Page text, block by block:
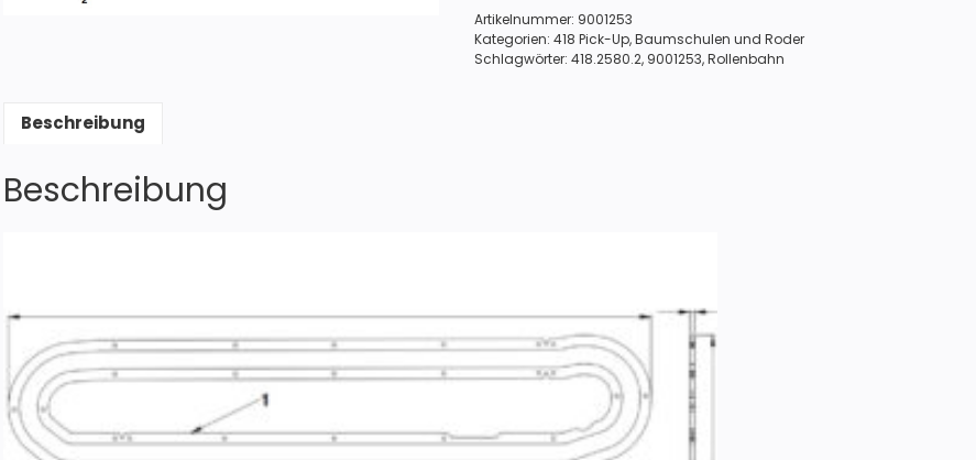
Artikelnummer: 9001253
Kategorien: 418 Pick-Up,Baumschulen und Roder
Schlagwörter: 418.2580.2, 9001253,Rollenbahn
Beschreibung
Beschreibung